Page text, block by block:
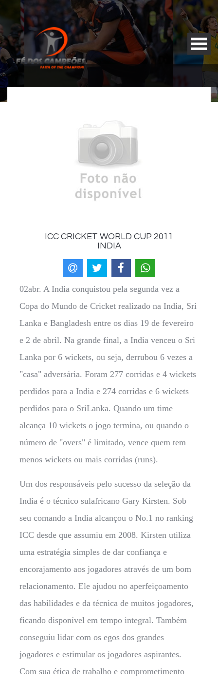
ICC CRICKET WORLD CUP 2011
INDIA
02abr. A India conquistou pela segunda vez a
Copa do Mundo de Cricket realizado na India, Sri
Lanka e Bangladesh entre os dias 19 de fevereiro
e 2 de abril. Na grande final, a India venceu o Sri
Lanka por 6 wickets, ou seja, derrubou 6 vezes a
"casa" adversária. Foram 277 corridas e 4 wickets
perdidos para a India e 274 corridas e 6 wickets
perdidos para o SriLanka. Quando um time
alcança 10 wickets o jogo termina, ou quando o
número de "overs" é limitado, vence quem tem
menos wickets ou mais corridas (runs).
Um dos responsáveis pelo sucesso da seleção da
India é o técnico sulafricano Gary Kirsten. Sob
seu comando a India alcançou o No.1 no ranking
ICC desde que assumiu em 2008. Kirsten utiliza
uma estratégia simples de dar confiança e
encorajamento aos jogadores através de um bom
relacionamento. Ele ajudou no aperfeiçoamento
das habilidades e da técnica de muitos jogadores,
ficando disponível em tempo integral. Também
conseguiu lidar com os egos dos grandes
jogadores e estimular os jogadores aspirantes.
Com sua ética de trabalho e comprometimento